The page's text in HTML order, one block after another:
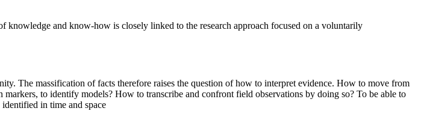
knowledge and know-how is closely linked to the research approach focused on a voluntarily
The massification of facts therefore raises the question of how to interpret evidence. How to move from
to identify models? How to transcribe and confront field observations by doing so? To be able to
in time and space